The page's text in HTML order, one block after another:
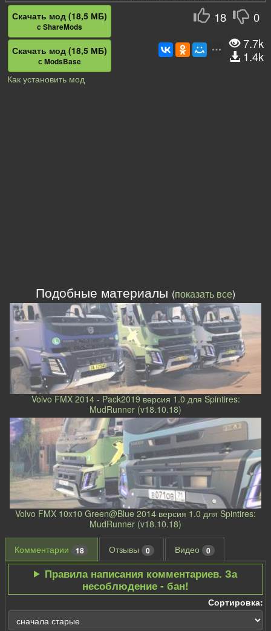
18 0
Скачать мод (18,5 МБ)
с ShareMods
Скачать мод (18,5 МБ)
с ModsBase
7.7k
1.4k
Как установить мод
Подобные материалы (показать все)
Volvo FMX 2014 - Pack2019 версия 1.0 для Spintires:
MudRunner (v18.10.18)
Volvo FMX 10x10 Green@Blue 2014 версия 1.0 для Spintires:
MudRunner (v18.10.18)
Комментарии 18 Отзывы 0 Видео 0
Правила написания комментариев. За
несоблюдение - бан!
Сортировка: